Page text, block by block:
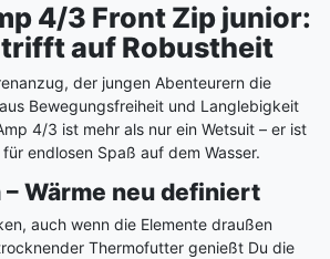
4/3 Front Zip junior:
auf Robustheit
der jungen Abenteurern die
Bewegungsfreiheit und Langlebigkeit
4/3 ist mehr als nur ein Wetsuit – er ist
endlosen Spaß auf dem Wasser.
– Wärme neu definiert
auch wenn die Elemente draußen
Thermofutter genießt Du die